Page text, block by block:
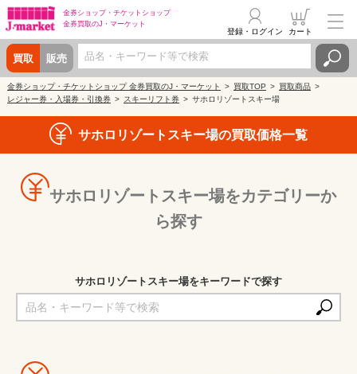
金券ショップ・ チケットショップ
金券買取のJ・マーケット
買取 販売
登録・ログイン カート
金券ショップ・チケットショップ 金券買取のJ・マーケット 買取TOP
買取商品
レジャー券・入場券・引換券
スキーリフト券 サホロリゾートスキー場
サホロリゾートスキー場の買取価格一覧
サホロリゾートスキー場をカテゴリーか
ら探す
サホロリゾートスキー場をキーワードで探す